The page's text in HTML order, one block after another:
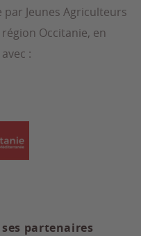
Jeunes Agriculteurs
Occitanie, en
:
partenaires